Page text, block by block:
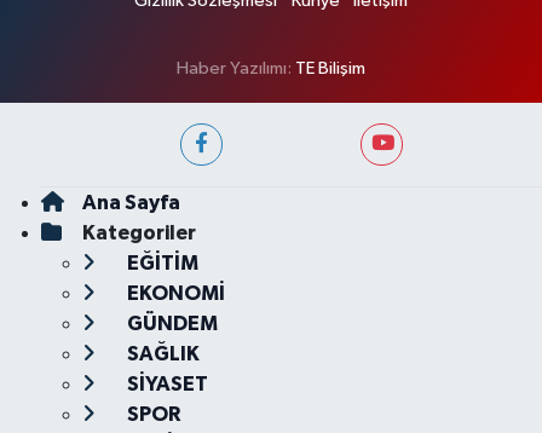
Haber Yazılımı: TE Bilişim
Ana Sayfa
Kategoriler
EĞİTİM
EKONOMİ
GÜNDEM
SAĞLIK
SİYASET
SPOR